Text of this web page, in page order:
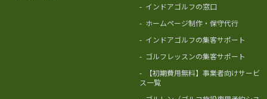
- インドアゴルフの窓口
- ホームページ制作・保守代行
- インドアゴルフの集客サポート
- ゴルフレッスンの集客サポート
-
【初期費用無料】事業者向けサービ
ス一覧